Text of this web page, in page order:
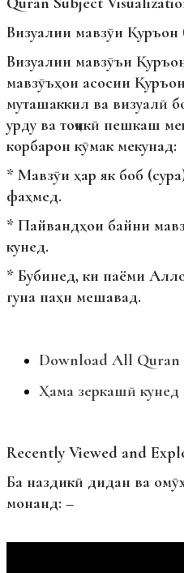
Визуалии мавзӯи Қуръон
Визуалии мавзӯъи
мавзӯъҳои асосии
муташаккил ва визуалӣ
урду ва тоҷикӣ пешкаш
корбарон кӯмак мекунад:
* Мавзӯи ҳар як боб
фаҳмед.
* Пайвандҳои байни
кунед.
* Бубинед, ки паёми
гуна паҳн мешавад.
Download All Quran
Ҳама зеркашӣ
Recently Viewed and
Ба наздикӣ дидан ва
монанд: –